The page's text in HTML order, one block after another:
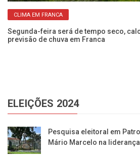
CLIMA EM FRANCA
Segunda-feira será de tempo seco,
previsão de chuva em Franca
ELEIÇÕES 2024
Pesquisa eleitoral em
Mário Marcelo na liderança